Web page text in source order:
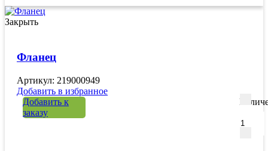
Закрыть
Фланец
Артикул: 219000949
Добавить в избранное
Добавить к
заказу